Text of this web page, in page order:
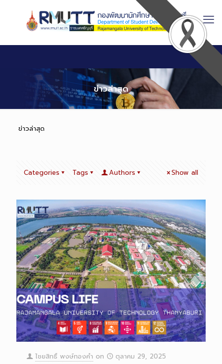
ข่าวล่าสุด
ข่าวล่าสุด
Categories Tags Authors Show all
ไชยสิทธิ์ พงษ์ทองคำ on
ตุลาคม 29, 2025